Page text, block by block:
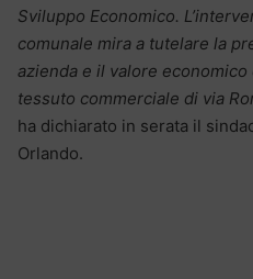
Sviluppo Economico.
comunale mira a tutelare la
azienda e il valore
tessuto commerciale di via
ha dichiarato in serata il
Orlando.